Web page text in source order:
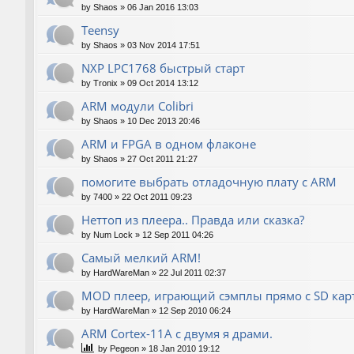
by Shaos » 06 Jan 2016 13:03
Teensy
by Shaos » 03 Nov 2014 17:51
NXP LPC1768 быстрый старт
by Tronix » 09 Oct 2014 13:12
ARM модули Colibri
by Shaos » 10 Dec 2013 20:46
ARM и FPGA в одном флаконе
by Shaos » 27 Oct 2011 21:27
помогите выбрать отладочную плату с ARM
by 7400 » 22 Oct 2011 09:23
Неттоп из плеера.. Правда или сказка?
by Num Lock » 12 Sep 2011 04:26
Самый мелкий ARM!
by HardWareMan » 22 Jul 2011 02:37
MOD плеер, играющий сэмплы прямо с SD
by HardWareMan » 12 Sep 2010 06:24
ARM Cortex-11A с двумя я драми.
by Pegeon » 18 Jan 2010 19:12